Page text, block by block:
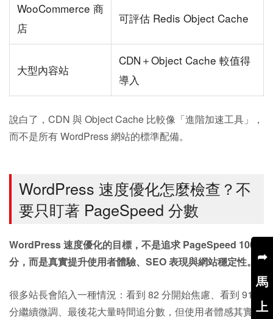
WooCommerce 商
店
可評估 Redis Object Cache
大型內容站
CDN＋Object Cache 較值得
導入
說白了，CDN 與 Object Cache 比較像「進階加速工具」，
而不是所有 WordPress 網站的標準配備。
WordPress 速度優化怎麼檢查？不
要只盯著 PageSpeed 分數
WordPress 速度優化的目標，不是追求 PageSpeed 100
分，而是真實提升使用者體驗、SEO 表現與網站穩定性。
很多站長會陷入一種情況：看到 82 分開始焦慮、看到 91
分繼續微調、最後花大量時間追分數，但使用者體感其實沒
➦
馬
上